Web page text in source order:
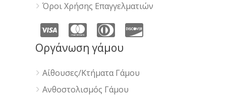
Όροι Χρήσης Επαγγελματιών
Οργάνωση γάμου
Αίθουσες/Κτήματα Γάμου
Ανθοστολισμός Γάμου